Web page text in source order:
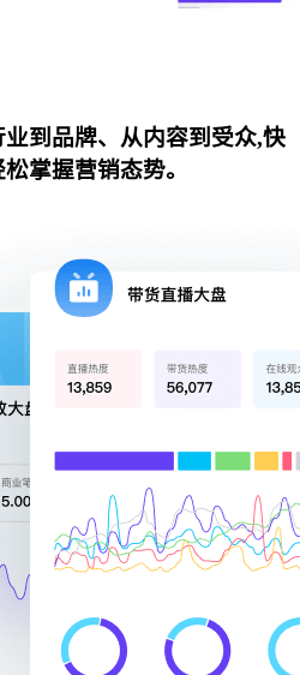
到品牌、从内容到受众,快
掌握营销态势。